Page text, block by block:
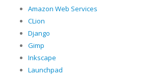
Amazon Web Services
CLion
Django
Gimp
Inkscape
Launchpad